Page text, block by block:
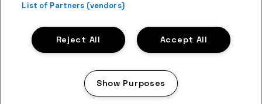
GEBABEBB
ProclaimerCookiesManage my cookiesPrivacy
List of Partners (vendors)
Accept All
Reject All
Show Purposes